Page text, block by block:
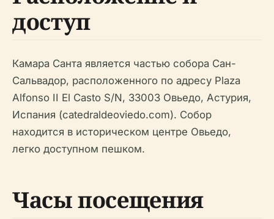
доступ
Камара Санта является частью собора Сан-
Сальвадор, расположенного по адресу Plaza
Alfonso II El Casto S/N, 33003 Овьедо, Астурия,
Испания (catedraldeoviedo.com). Собор
находится в историческом центре Овьедо,
легко доступном пешком.
Часы посещения